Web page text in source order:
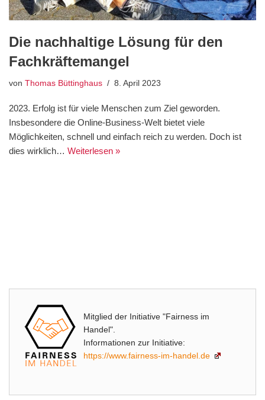
Die nachhaltige Lösung für den
Fachkräftemangel
von Thomas Büttinghaus 8. April 2023
2023. Erfolg ist für viele Menschen zum Ziel geworden.
Insbesondere die Online-Business-Welt bietet viele
Möglichkeiten, schnell und einfach reich zu werden. Doch ist
dies wirklich… Weiterlesen »
Mitglied der Initiative "Fairness im
Handel".
Informationen zur Initiative:
https://www.fairness-im-handel.de